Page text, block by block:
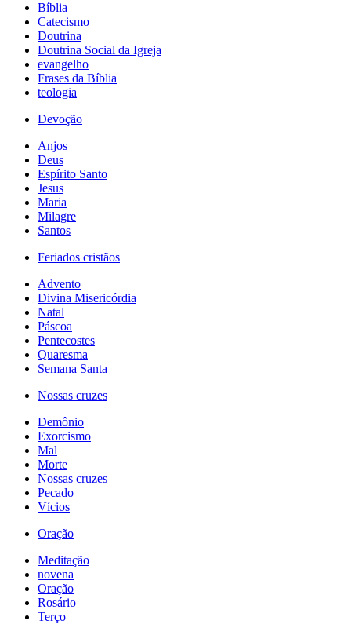
Bíblia
Catecismo
Doutrina
Doutrina Social da Igreja
evangelho
Frases da Bíblia
teologia
Devoção
Anjos
Deus
Espírito Santo
Jesus
Maria
Milagre
Santos
Feriados cristãos
Advento
Divina Misericórdia
Natal
Páscoa
Pentecostes
Quaresma
Semana Santa
Nossas cruzes
Demônio
Exorcismo
Mal
Morte
Nossas cruzes
Pecado
Vícios
Oração
Meditação
novena
Oração
Rosário
Terço